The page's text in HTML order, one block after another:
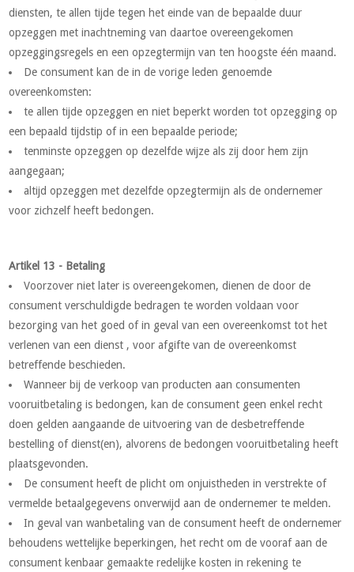
diensten, te allen tijde tegen het einde van de bepaalde duur
opzeggen met inachtneming van daartoe overeengekomen
opzeggingsregels en een opzegtermijn van ten hoogste één maand.
De consument kan de in de vorige leden genoemde
overeenkomsten:
te allen tijde opzeggen en niet beperkt worden tot opzegging op
een bepaald tijdstip of in een bepaalde periode;
tenminste opzeggen op dezelfde wijze als zij door hem zijn
aangegaan;
altijd opzeggen met dezelfde opzegtermijn als de ondernemer
voor zichzelf heeft bedongen.
Artikel 13 - Betaling
Voorzover niet later is overeengekomen, dienen de door de
consument verschuldigde bedragen te worden voldaan voor
bezorging van het goed of in geval van een overeenkomst tot het
verlenen van een dienst , voor afgifte van de overeenkomst
betreffende beschieden.
Wanneer bij de verkoop van producten aan consumenten
vooruitbetaling is bedongen, kan de consument geen enkel recht
doen gelden aangaande de uitvoering van de desbetreffende
bestelling of dienst(en), alvorens de bedongen vooruitbetaling heeft
plaatsgevonden.
De consument heeft de plicht om onjuistheden in verstrekte of
vermelde betaalgegevens onverwijd aan de ondernemer te melden.
In geval van wanbetaling van de consument heeft de ondernemer
behoudens wettelijke beperkingen, het recht om de vooraf aan de
consument kenbaar gemaakte redelijke kosten in rekening te